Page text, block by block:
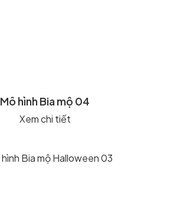
Mô hình Bia mộ 04
Xem chi tiết